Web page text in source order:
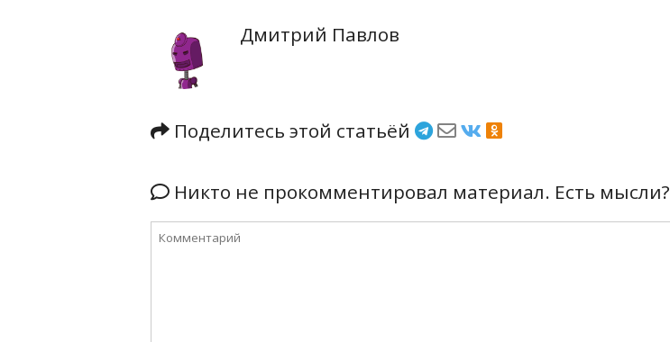
Дмитрий Павлов
Поделитесь этой статьёй
Никто не прокомментировал материал. Есть мысли?